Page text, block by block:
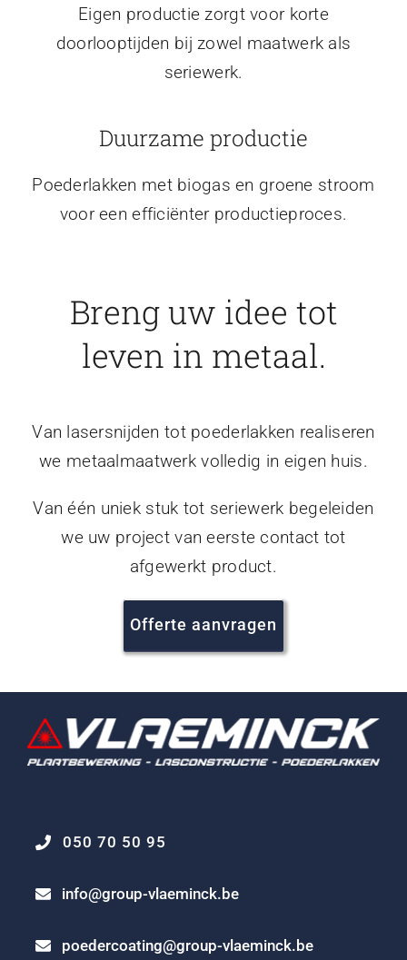
Eigen productie zorgt voor korte
doorlooptijden bij zowel maatwerk als
seriewerk.
Duurzame productie
Poederlakken met biogas en groene stroom
voor een efficiënter productieproces.
Breng uw idee tot
leven in metaal.
Van lasersnijden tot poederlakken realiseren
we metaalmaatwerk volledig in eigen huis.
Van één uniek stuk tot seriewerk begeleiden
we uw project van eerste contact tot
afgewerkt product.
Offerte aanvragen
050 70 50 95
info@group-vlaeminck.be
poedercoating@group-vlaeminck.be